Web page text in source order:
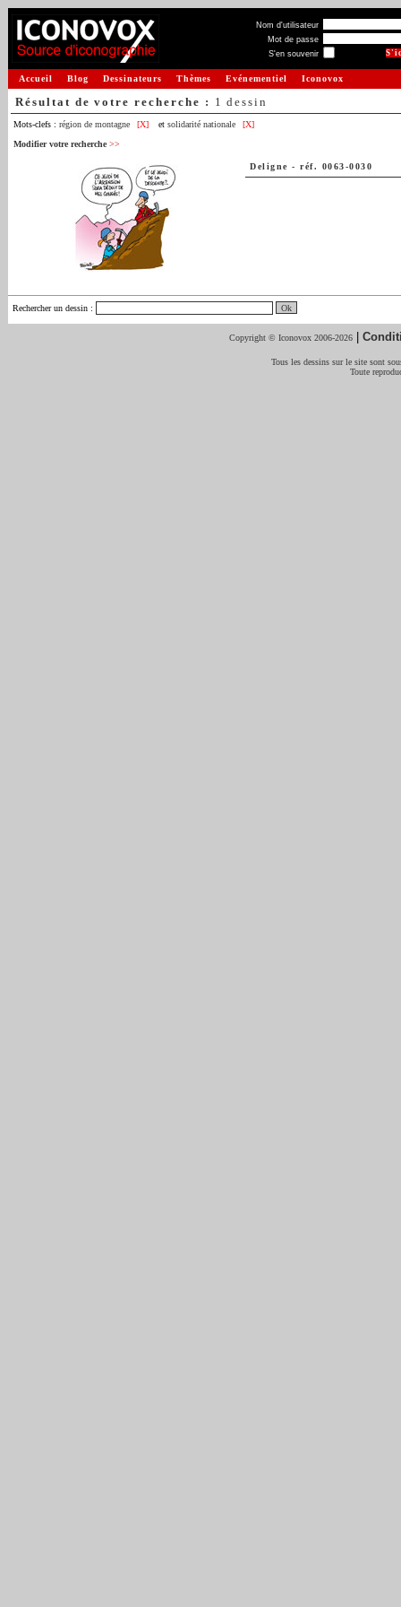
Nom d'utilisateur
Mot de passe
S'en souvenir
Accueil Blog Dessinateurs Thèmes Evénementiel Iconovox
Résultat de votre recherche : 1 dessin
Mots-clefs : région de montagne [X] et solidarité nationale
[X]
Modifier votre recherche >>
Deligne - réf. 0063-0030
Rechercher un dessin :
Copyright © Iconovox 2006-2026 |
Tous les dessins sur le site sont
Toute